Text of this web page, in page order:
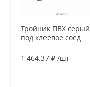
Тройник ПВХ серый
под клеевое соед
110х90х90гр Ру16
1 464.37 ₽ /шт